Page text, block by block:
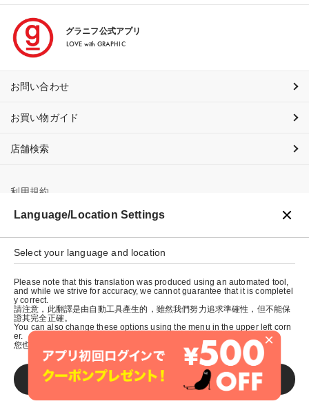
グラニフ公式アプリ
LOVE with GRAPHIC
お問い合わせ
お買い物ガイド
店舗検索
利用規約
プライバシーポリシー
特定商取引法に基づく表示
会社概要
×
Language/Location Settings
Select your language and location
Please note that this translation was produced using an automated tool,
and while we strive for accuracy, we cannot guarantee that it is completel
y correct.
請注意，此翻譯是由自動工具產生的，雖然我們努力追求準確性，但不能保
證其完全正確。
You can also change these options using the menu in the upper left corn
er.
您也可以使用左上角的選單來更改這些選項。
SAVE